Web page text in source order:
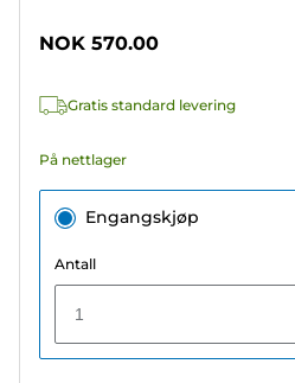
192
NOK 570.00
Gratis standard levering
På nettlager
Engangskjøp
Antall
1